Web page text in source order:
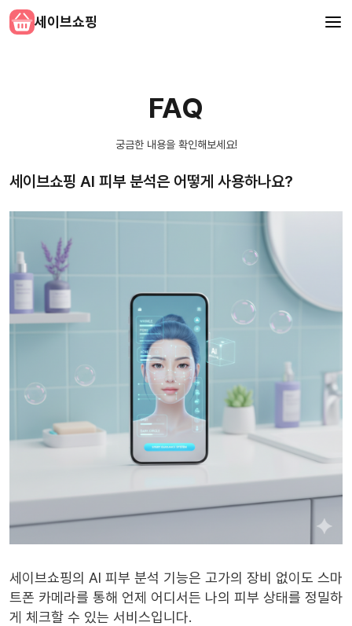
세이브쇼핑
FAQ
궁금한 내용을 확인해보세요!
세이브쇼핑 AI 피부 분석은 어떻게 사용하나요?
세이브쇼핑의 AI 피부 분석 기능은 고가의 장비 없이도 스마
트폰 카메라를 통해 언제 어디서든 나의 피부 상태를 정밀하
게 체크할 수 있는 서비스입니다.